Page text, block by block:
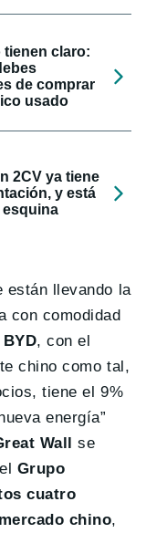
tienen claro:
de comprar
usado
2CV ya tiene
y está
esquina
están llevando la
con comodidad
BYD, con el
chino como tal,
tiene el 9%
energía”
Wall se
Grupo
cuatro
chino,